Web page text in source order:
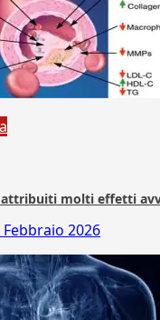
molti effetti
Febbraio 2026